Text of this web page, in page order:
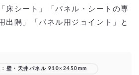
床シート」「パネル・シートの専
出隅」「パネル用ジョイント」と
：壁・天井パネル 910×2450mm